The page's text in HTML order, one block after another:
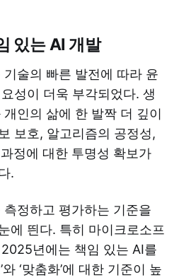
있는 AI 개발
술의 빠른 발전에 따라 윤
성이 더욱 부각되었다. 생
인의 삶에 한 발짝 더 깊이
보호, 알고리즘의 공정성,
정에 대한 투명성 확보가
.
정하고 평가하는 기준을
에 띈다. 특히 마이크로소프
년에는 책임 있는 AI를
‘맞춤화’에 대한 기준이 높